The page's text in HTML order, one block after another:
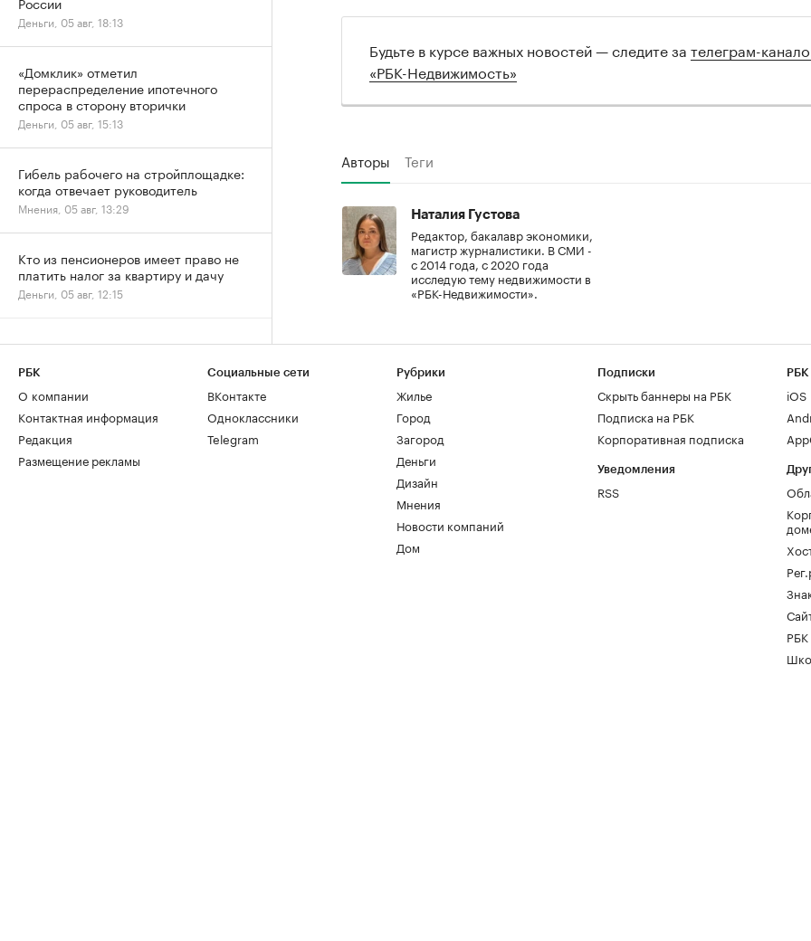
Будьте в курсе важных новостей — следите за телеграм-
«РБК-Недвижимость»
Авторы Теги
Наталия Густова
Редактор, бакалавр экономики,
магистр журналистики. В СМИ -
с 2014 года, с 2020 года
исследую тему недвижимости в
«РБК-Недвижимости».
Деньги, 05 авг, 18:13
«Домклик» отметил
перераспределение ипотечного
спроса в сторону вторички
Деньги, 05 авг, 15:13
Гибель рабочего на стройплощадке:
когда отвечает руководитель
Мнения, 05 авг, 13:29
Кто из пенсионеров имеет право не
платить налог за квартиру и дачу
Деньги, 05 авг, 12:15
РБК
О компании
Контактная информация
Редакция
Размещение рекламы
Социальные сети
ВКонтакте
Одноклассники
Telegram
Рубрики
Жилье
Город
Загород
Деньги
Дизайн
Мнения
Новости компаний
Дом
Подписки
Скрыть баннеры на РБК
Подписка на РБК
Корпоративная подписка
Уведомления
RSS
РБК
iOS